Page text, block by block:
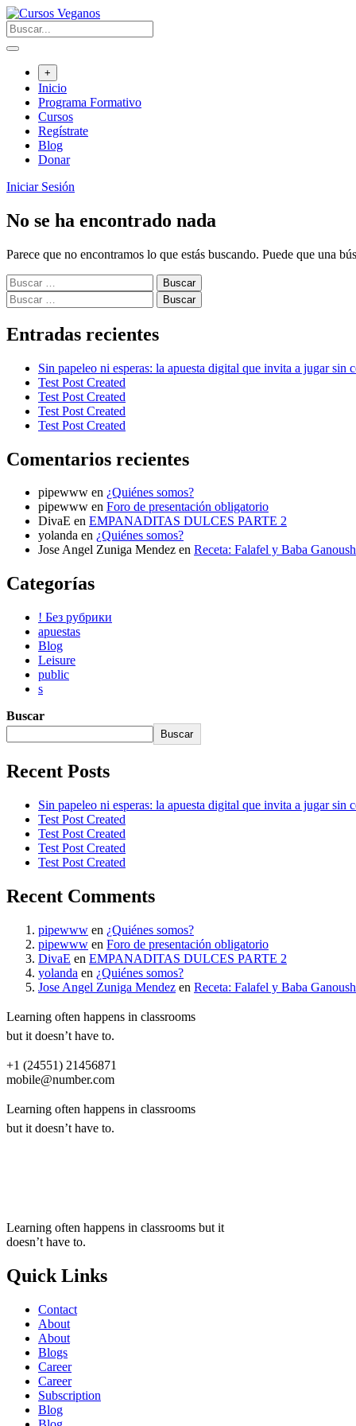
Saltar
al
contenido
+
Inicio
Programa Formativo
Cursos
Regístrate
Blog
Donar
Iniciar Sesión
No se ha encontrado nada
Parece que no encontramos lo que estás buscando. Puede que una
Buscar:
Buscar:
Entradas recientes
Sin papeleo ni esperas: la apuesta digital que invita a jugar sin
Test Post Created
Test Post Created
Test Post Created
Test Post Created
Comentarios recientes
pipewww en ¿Quiénes somos?
pipewww en Foro de presentación obligatorio
DivaE en EMPANADITAS DULCES PARTE 2
yolanda en ¿Quiénes somos?
Jose Angel Zuniga Mendez en Receta: Falafel y Baba Ganoush
Categorías
! Без рубрики
apuestas
Blog
Leisure
public
s
Buscar
Buscar
Recent Posts
Sin papeleo ni esperas: la apuesta digital que invita a jugar sin
Test Post Created
Test Post Created
Test Post Created
Test Post Created
Recent Comments
pipewww en ¿Quiénes somos?
pipewww en Foro de presentación obligatorio
DivaE en EMPANADITAS DULCES PARTE 2
yolanda en ¿Quiénes somos?
Jose Angel Zuniga Mendez en Receta: Falafel y Baba Ganoush
Learning often happens in classrooms
but it doesn’t have to.
+1 (24551) 21456871
mobile@number.com
Learning often happens in classrooms
but it doesn’t have to.
Learning often happens in classrooms but it
doesn’t have to.
Quick Links
Contact
About
About
Blogs
Career
Career
Subscription
Blog